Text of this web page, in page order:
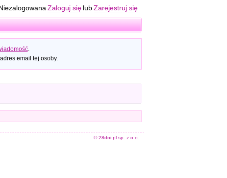
Zaloguj się lub Zarejestruj się
.
email tej osoby.
© 28dni.pl sp. z o.o.